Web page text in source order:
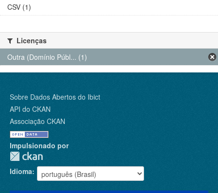
CSV (1)
Licenças
Outra (Domínio Públ... (1)
Sobre Dados Abertos do Ibict
API do CKAN
Associação CKAN
Impulsionado por
Idioma